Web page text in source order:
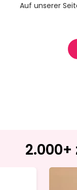
Auf unserer